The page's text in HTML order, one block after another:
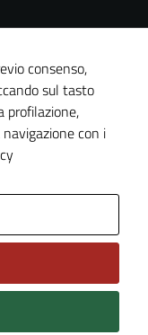
consenso,
sul tasto
profilazione,
con i